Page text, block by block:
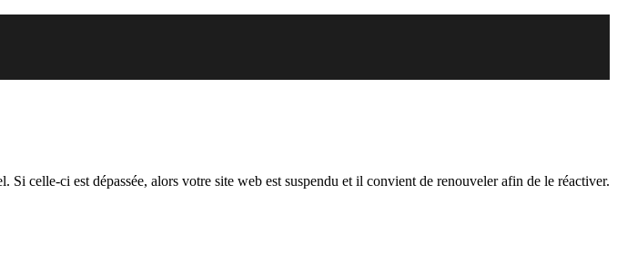
celle-ci est dépassée, alors votre site web est suspendu et il convient de renouveler afin de le réactiver.